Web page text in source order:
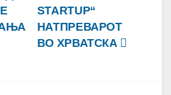
STARTUP“
НАТПРЕВАРОТ
ВО ХРВАТСКА